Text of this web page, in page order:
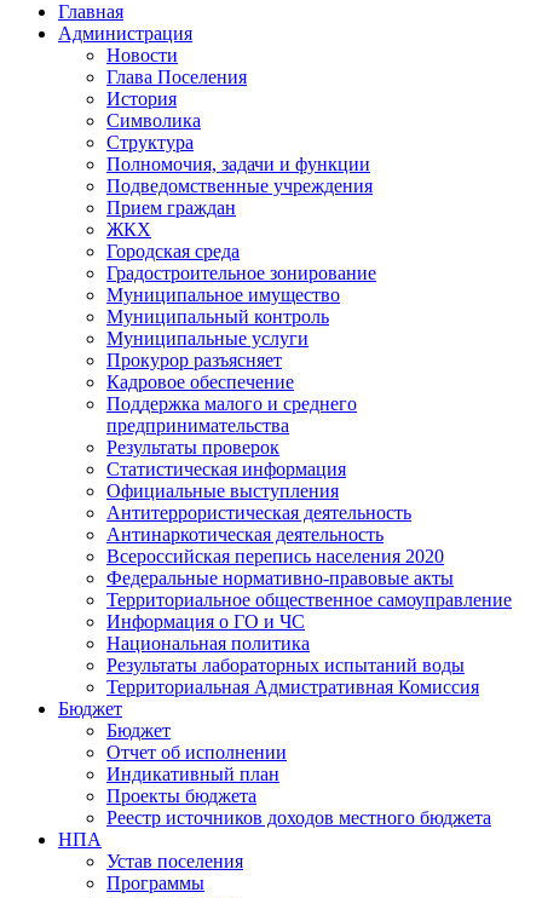
Главная
Администрация
Новости
Глава Поселения
История
Символика
Структура
Полномочия, задачи и функции
Подведомственные учреждения
Прием граждан
ЖКХ
Городская среда
Градостроительное зонирование
Муниципальное имущество
Муниципальный контроль
Муниципальные услуги
Прокурор разъясняет
Кадровое обеспечение
Поддержка малого и среднего
предпринимательства
Результаты проверок
Статистическая информация
Официальные выступления
Антитеррористическая деятельность
Антинаркотическая деятельность
Всероссийская перепись населения 2020
Федеральные нормативно-правовые акты
Территориальное общественное самоуправление
Информация о ГО и ЧС
Национальная политика
Результаты лабораторных испытаний воды
Территориальная Адмистративная Комиссия
Бюджет
Бюджет
Отчет об исполнении
Индикативный план
Проекты бюджета
Реестр источников доходов местного бюджета
НПА
Устав поселения
Программы